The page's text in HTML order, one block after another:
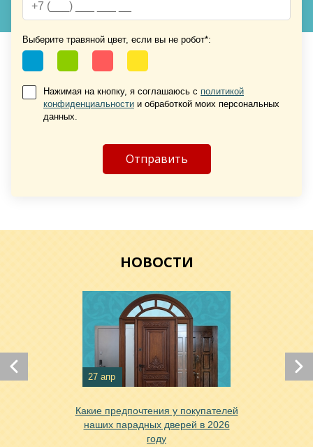
Хочу такую
Хочу такую
Хочу такую
Выберите травяной цвет, если вы не робот*:
Нажимая на кнопку, я соглашаюсь с политикой
конфиденциальности и обработкой моих персональных
данных.
НОВОСТИ
27 апр
Какие предпочтения у покупателей
наших парадных дверей в 2026
году